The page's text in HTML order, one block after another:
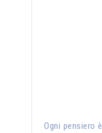
Ogni pensiero